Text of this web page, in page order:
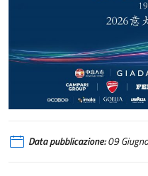
Data pubblicazione:09